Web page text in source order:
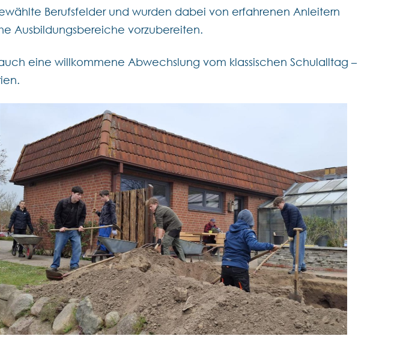
Berufsfelder und wurden dabei von erfahrenen Anleitern
Ausbildungsbereiche vorzubereiten.
eine willkommene Abwechslung vom klassischen Schulalltag –